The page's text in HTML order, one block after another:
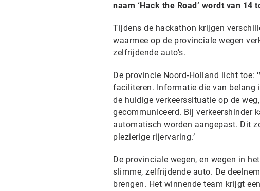
naam ‘Hack the Road’ wordt van
Tijdens de hackathon krijgen
waarmee op de provinciale wegen
zelfrijdende auto’s.
De provincie Noord-Holland licht toe:
faciliteren. Informatie die van belang
de huidige verkeerssituatie op de
gecommuniceerd. Bij verkeershinder
automatisch worden aangepast. Dit
plezierige rijervaring.’
De provinciale wegen, en wegen in
slimme, zelfrijdende auto. De
brengen. Het winnende team krijgt